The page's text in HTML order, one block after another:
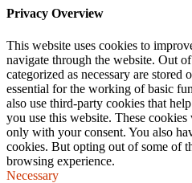
Privacy Overview
This website uses cookies to
navigate through the website. Out
categorized as necessary are stored
essential for the working of basic
also use third-party cookies that
you use this website. These
only with your consent. You also
cookies. But opting out of some of
browsing experience.
Necessary